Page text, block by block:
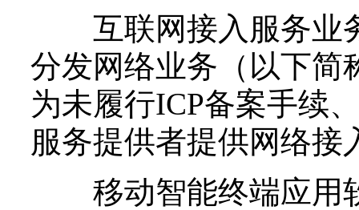
互联网接入服务业
分发网络业务（以下简
为未履行ICP备案手续
服务提供者提供网络接
移动智能终端应用